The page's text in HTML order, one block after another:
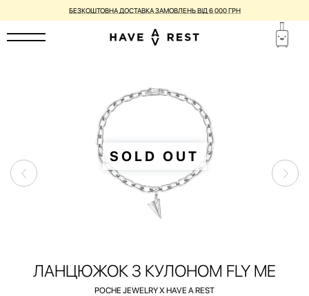
БЕЗКОШТОВНА ДОСТАВКА ЗАМОВЛЕНЬ ВІД 6 000 ГРН
SOLD OUT
ЛАНЦЮЖОК З КУЛОНОМ FLY ME
POCHE JEWELRY X HAVE A REST